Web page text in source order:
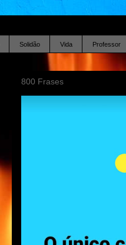
Solidão Vida Professor
800 Frases